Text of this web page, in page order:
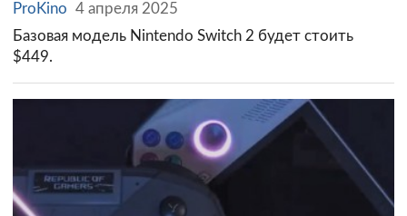
ProKino 4 апреля 2025
Базовая модель Nintendo Switch 2 будет стоить
$449.